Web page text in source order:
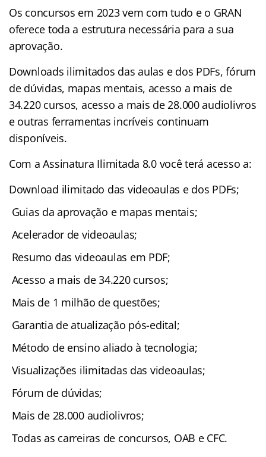
Os concursos em 2023 vem com tudo e o GRAN
oferece toda a estrutura necessária para a sua
aprovação.
Downloads ilimitados das aulas e dos PDFs, fórum
de dúvidas, mapas mentais, acesso a mais de
34.220 cursos, acesso a mais de 28.000 audiolivros
e outras ferramentas incríveis continuam
disponíveis.
Com a Assinatura Ilimitada 8.0 você terá acesso a:
Download ilimitado das videoaulas e dos PDFs;
Guias da aprovação e mapas mentais;
Acelerador de videoaulas;
Resumo das videoaulas em PDF;
Acesso a mais de 34.220 cursos;
Mais de 1 milhão de questões;
Garantia de atualização pós-edital;
Método de ensino aliado à tecnologia;
Visualizações ilimitadas das videoaulas;
Fórum de dúvidas;
Mais de 28.000 audiolivros;
Todas as carreiras de concursos, OAB e CFC.